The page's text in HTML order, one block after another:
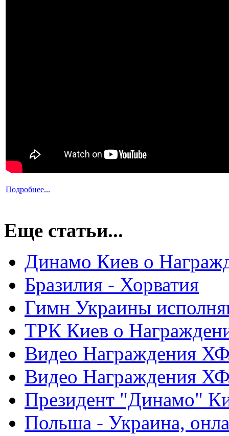
Подробнее...
Еще статьи...
Динамо Киев о
Бразилия - Хорватия
Гимн Украины
ТРК Киев о
Видео Награждения
Видео Награждения
Президент "Динамо"
Польша - Украина,